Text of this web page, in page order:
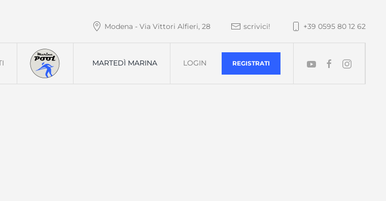
Modena - Via Vittori Alfieri, 28 scrivici! +39 0595 80 12 62
MARTEDÌ MARINA LOGIN REGISTRATI